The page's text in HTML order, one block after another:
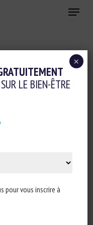
Menu
ARE
UNITED
LE BIEN-ÊTRE
pour vous inscrire à
×